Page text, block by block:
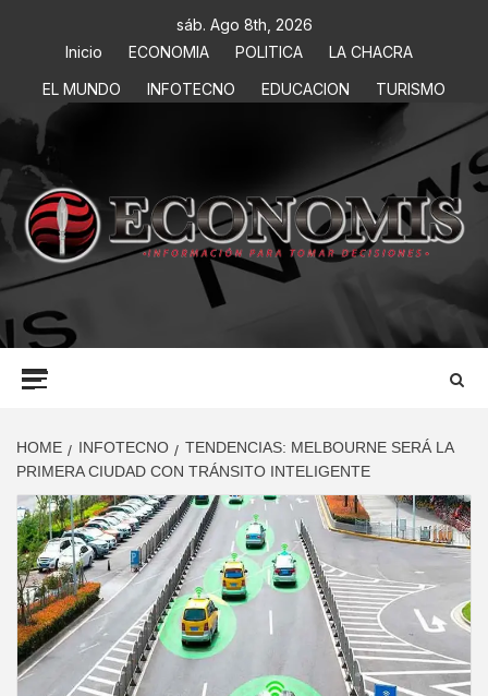
sáb. Ago 8th, 2026
Inicio
ECONOMIA POLITICA
LA CHACRA
EL MUNDO
INFOTECNO EDUCACION TURISMO
ECONOMIS
INFORMACIÓN PARA TOMAR DECISIONES
HOME INFOTECNO
TENDENCIAS: MELBOURNE SERÁ LA
PRIMERA CIUDAD CON TRÁNSITO INTELIGENTE